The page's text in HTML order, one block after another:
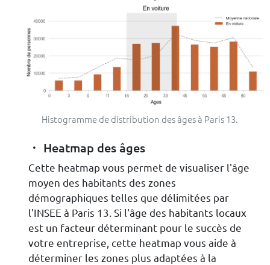
Histogramme de distribution des âges à Paris 13.
Heatmap des âges
Cette heatmap vous permet de visualiser l'âge
moyen des habitants des zones
démographiques telles que délimitées par
l'INSEE à Paris 13. Si l'âge des habitants locaux
est un facteur déterminant pour le succès de
votre entreprise, cette heatmap vous aide à
déterminer les zones plus adaptées à la